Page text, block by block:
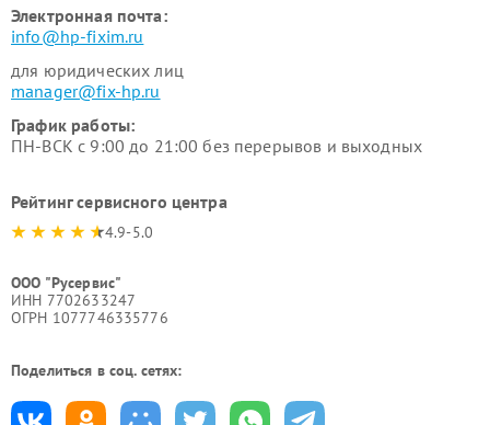
Электронная почта:
info@hp-fixim.ru
для юридических лиц
manager@fix-hp.ru
График работы:
ПН-ВСК с 9:00 до 21:00 без перерывов и выходных
Рейтинг сервисного центра
4.9-5.0
ООО "Русервис"
ИНН 7702633247
ОГРН 1077746335776
Поделиться в соц. сетях: